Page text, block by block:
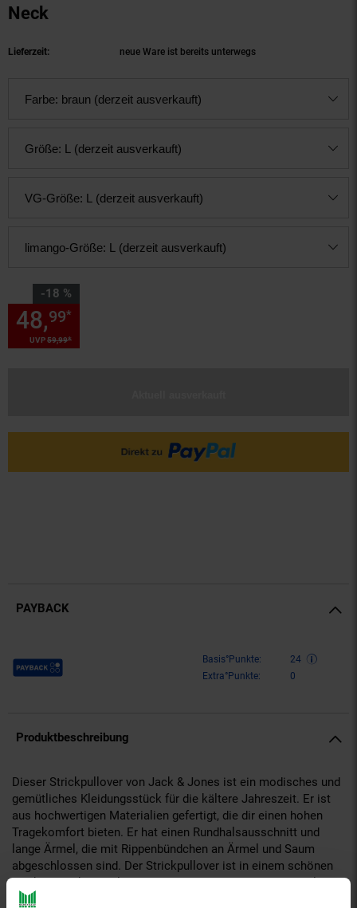
Neck
Lieferzeit: neue Ware ist bereits unterwegs
Farbe: braun (derzeit ausverkauft)
Größe: L (derzeit ausverkauft)
VG-Größe: L (derzeit ausverkauft)
limango-Größe: L (derzeit ausverkauft)
-18 %
Sie Sparen 18 Prozent,
UVP59,99*
48,99*
PAYBACK
Payback Punkte Basis°Punkte:
24
Extra°Punkte:
0
Produktbeschreibung
Dieser Strickpullover von Jack & Jones ist ein modisches und
gemütliches Kleidungsstück für die kältere Jahreszeit. Er ist
aus hochwertigen Materialien gefertigt, die dir einen hohen
Tragekomfort bieten. Er hat einen Rundhalsausschnitt und
lange Ärmel, die mit Rippenbündchen an Ärmel und Saum
abgeschlossen sind. Der Strickpullover ist in einem schönen
Strukturstrick gestaltet, der ihm eine besondere Note verleiht.
Er ist in verschiedenen Farben erhältlich, die zu deinem